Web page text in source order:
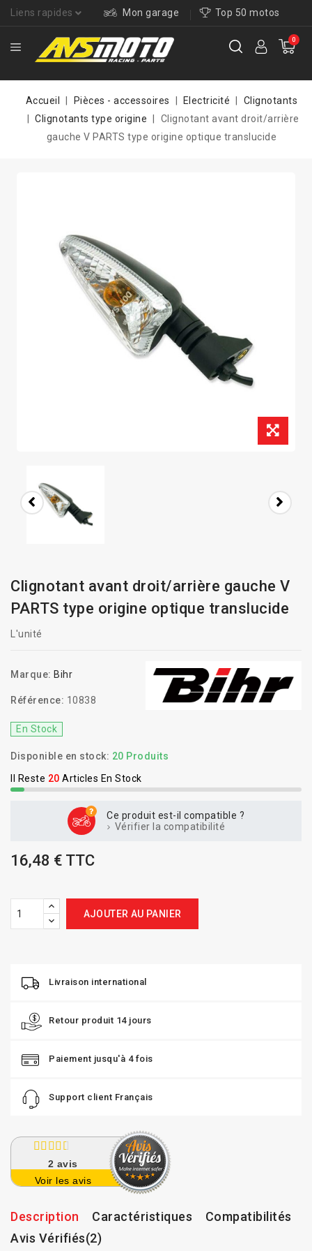
Liens rapides Mon garage Top 50 motos
0
Accueil Pièces - accessoires Electricité
Clignotants
Clignotants type origine
Clignotant avant droit/arrière
gauche V PARTS type origine optique translucide
Clignotant avant droit/arrière gauche V
PARTS type origine optique translucide
L'unité
Marque: Bihr
Référence: 10838
En Stock
Disponible en stock: 20 Produits
Il Reste 20 Articles En Stock
Ce produit est-il compatible ?
Vérifier la compatibilité
16,48 € TTC
AJOUTER AU PANIER
Livraison international
Retour produit 14 jours
Paiement jusqu'à 4 fois
Support client Français
2 avis
Voir les avis
Description Caractéristiques
Compatibilités
Avis Vérifiés(2)